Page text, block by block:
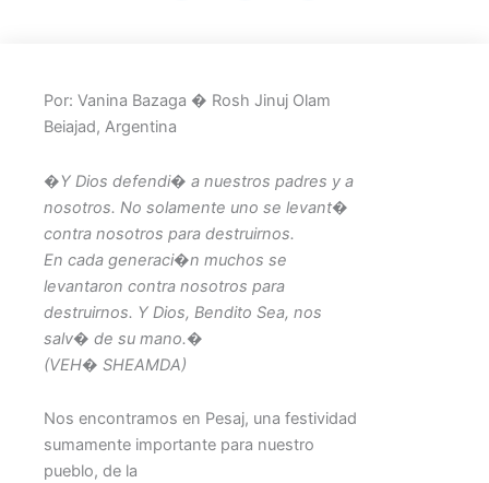
Por: Vanina Bazaga � Rosh Jinuj Olam
Beiajad, Argentina
�Y Dios defendi� a nuestros padres y a
nosotros. No solamente uno se levant�
contra nosotros para destruirnos.
En cada generaci�n muchos se
levantaron contra nosotros para
destruirnos. Y Dios, Bendito Sea, nos
salv� de su mano.�
(VEH� SHEAMDA)
Nos encontramos en Pesaj, una festividad
sumamente importante para nuestro
pueblo, de la